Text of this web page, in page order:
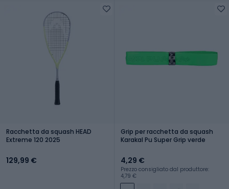
Racchetta da squash HEAD
Extreme 120 2025
129,99 €
Grip per racchetta da squash
Karakal Pu Super Grip verde
4,29 €
Prezzo consigliato dal produttore:
4,79 €